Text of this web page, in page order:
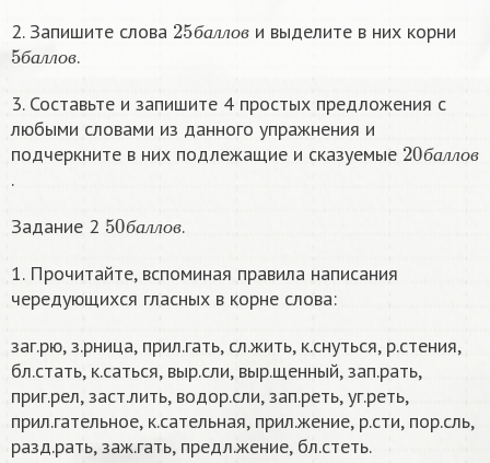
2. Запишите слова
б алл о в
25 б и выделите в них корни
балл ов
5баллов
.
3. Составьте и запишите 4 простых предложения с
любыми словами из данного упражнения и
подчеркните в них подлежащие и сказуемые
б алл о в
20 б
.
Задание 2
б алл о в
50 б
.
1. Прочитайте, вспоминая правила написания
чередующихся гласных в корне слова:
заг.рю, з.рница, прил.гать, сл.жить, к.снуться, р.стения,
бл.стать, к.саться, выр.сли, выр.щенный, зап.рать,
приг.рел, заст.лить, водор.сли, зап.реть, уг.реть,
прил.гательное, к.сательная, прил.жение, р.сти, пор.сль,
разд.рать, заж.гать, предл.жение, бл.стеть.